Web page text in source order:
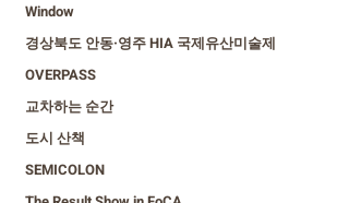
Window
경상북도 안동·영주 HIA 국제유산미술제
OVERPASS
교차하는 순간
도시 산책
SEMICOLON